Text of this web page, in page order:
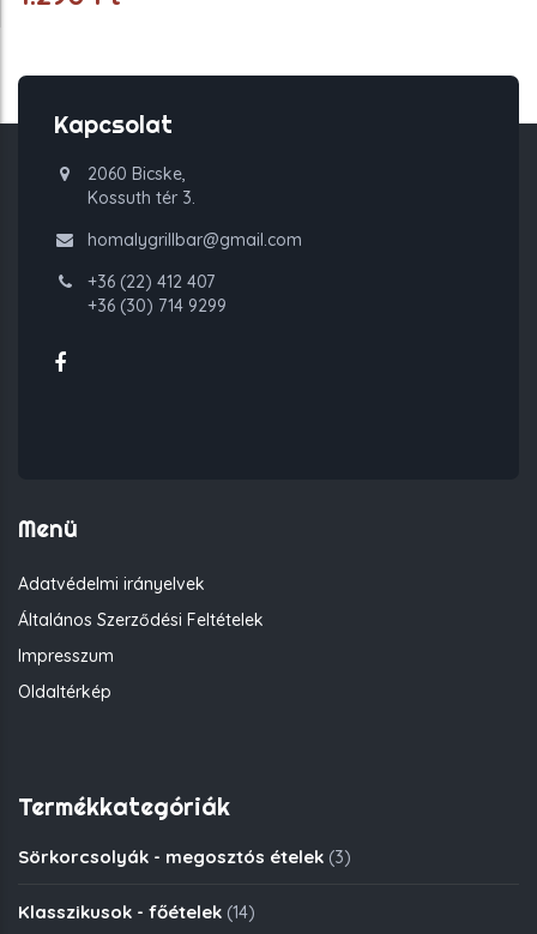
Kapcsolat
2060 Bicske,
Kossuth tér 3.
homalygrillbar@gmail.com
+36 (22) 412 407
+36 (30) 714 9299
Menü
Adatvédelmi irányelvek
Általános Szerződési Feltételek
Impresszum
Oldaltérkép
Termékkategóriák
Sörkorcsolyák - megosztós ételek (3)
Klasszikusok - főételek (14)